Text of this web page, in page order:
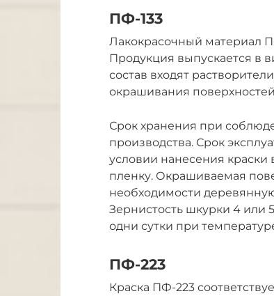
ПФ-133
Лакокрасочный материал
Продукция выпускается в
состав входят
окрашивания
Срок хранения при
производства. Срок
условии нанесения краски
пленку. Окрашиваемая
необходимости
Зернистость шкурки 4 или
одни сутки при
ПФ-223
Краска ПФ-223